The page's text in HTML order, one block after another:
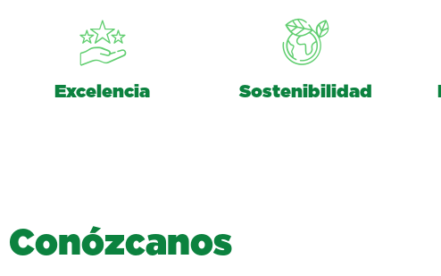
Excelencia Sostenibilidad
Conózcanos